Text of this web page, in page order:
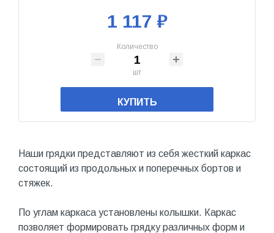
1 117 ₽
Количество
шт
КУПИТЬ
Наши грядки представляют из себя жесткий каркас
состоящий из продольных и поперечных бортов и
стяжек.
По углам каркаса установлены колышки. Каркас
позволяет формировать грядку различных форм и